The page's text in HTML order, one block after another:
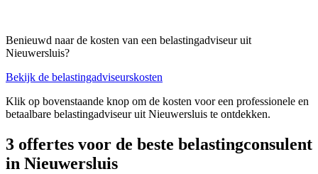
Benieuwd naar de kosten van een belastingadviseur uit
Nieuwersluis?
Bekijk de belastingadviseurskosten
Klik op bovenstaande knop om de kosten voor een professionele en
betaalbare belastingadviseur uit Nieuwersluis te ontdekken.
3 offertes voor de beste belastingconsulent
in Nieuwersluis